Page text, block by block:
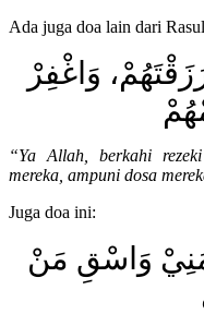
Ada juga doa lain dari
وَاغْفِرْ
“Ya Allah, berkahi
mereka, ampuni dosa
Juga doa ini:
وَاسْقِ مَنْ